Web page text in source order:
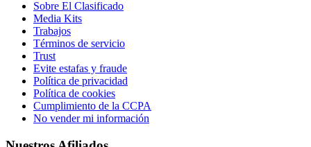
Sobre El Clasificado
Media Kits
Trabajos
Términos de servicio
Trust
Evite estafas y fraude
Política de privacidad
Política de cookies
Cumplimiento de la CCPA
No vender mi información